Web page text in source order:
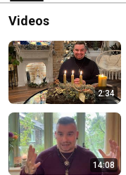
Videos
2:34
14:08